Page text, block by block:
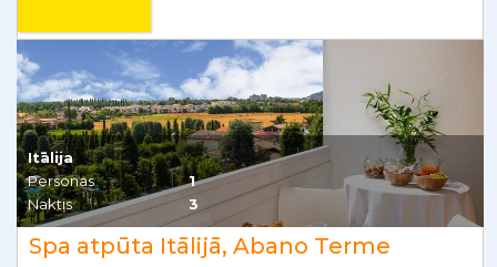
Itālija
Personas
1
Naktis
3
Spa atpūta Itālijā, Abano Terme